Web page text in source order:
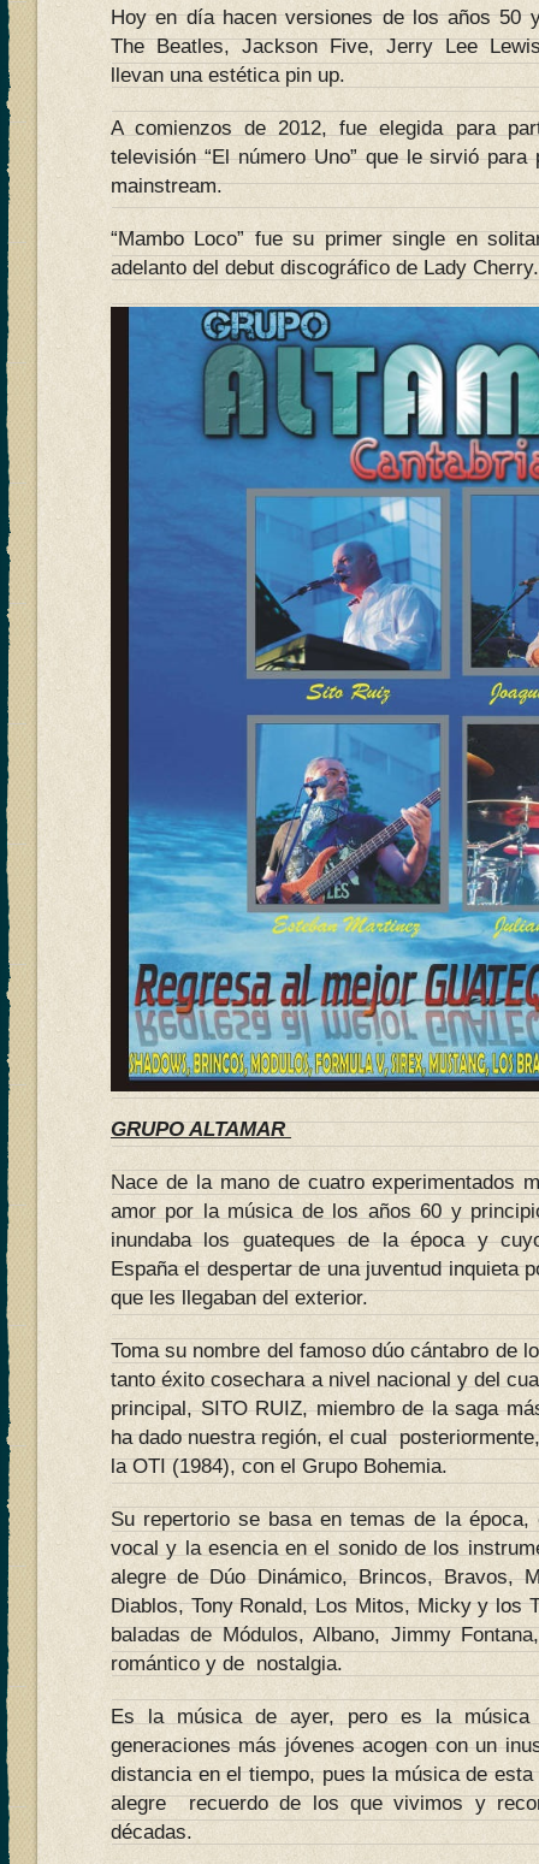
Hoy en día hacen versiones de los años 50
The Beatles, Jackson Five, Jerry Lee
llevan una estética pin up.
A comienzos de 2012, fue elegida para
televisión “El número Uno” que le sirvió
mainstream.
“Mambo Loco” fue su primer single en
adelanto del debut discográfico de Lady Cherry.
GRUPO ALTAMAR
Nace de la mano de cuatro experimentados
amor por la música de los años 60 y
inundaba los guateques de la época y
España el despertar de una juventud inquieta
que les llegaban del exterior.
Toma su nombre del famoso dúo cántabro de
tanto éxito cosechara a nivel nacional y del
principal, SITO RUIZ, miembro de la saga
ha dado nuestra región, el cual
la OTI (1984), con el Grupo Bohemia.
Su repertorio se basa en temas de la
vocal y la esencia en el sonido de los
alegre de Dúo Dinámico, Brincos, Bravos,
Diablos, Tony Ronald, Los Mitos, Micky y los
baladas de Módulos, Albano, Jimmy
romántico y de nostalgia.
Es la música de ayer, pero es la música
generaciones más jóvenes acogen con un
distancia en el tiempo, pues la música de
alegre recuerdo de los que vivimos y
décadas.